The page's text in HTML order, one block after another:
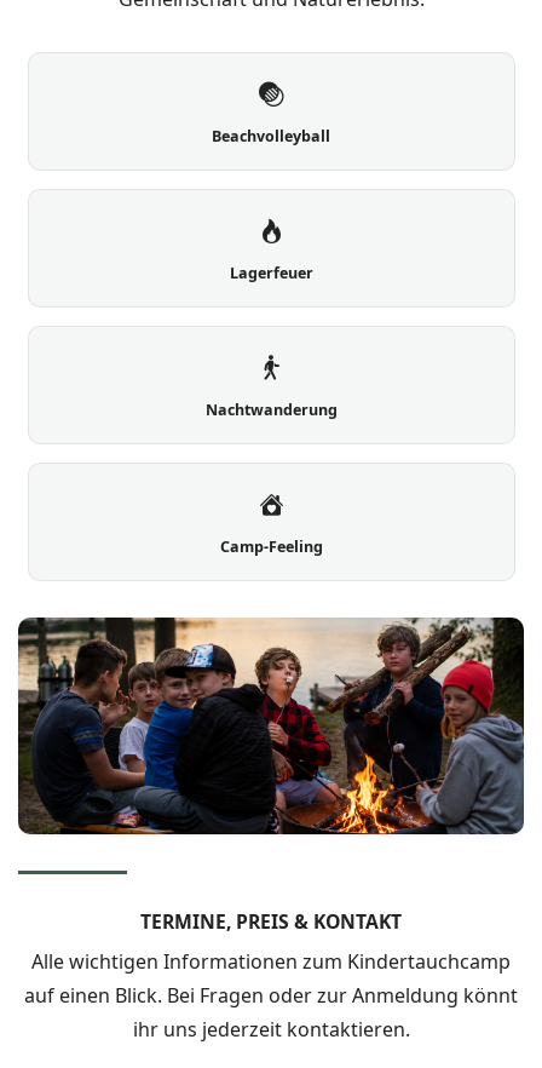
Beachvolleyball
Lagerfeuer
Nachtwanderung
Camp-Feeling
TERMINE, PREIS & KONTAKT
Alle wichtigen Informationen zum Kindertauchcamp
auf einen Blick. Bei Fragen oder zur Anmeldung könnt
ihr uns jederzeit kontaktieren.